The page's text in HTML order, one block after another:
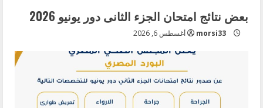
بعض نتائج امتحان الجزء الثانى دور يونيو 2026
morsi33 أغسطس 6, 2026